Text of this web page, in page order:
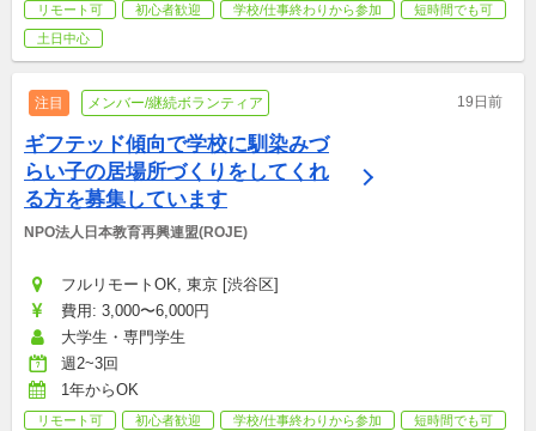
リモート可 初心者歓迎 学校/仕事終わりから参加
短時間でも可
土日中心
注目 メンバー/継続ボランティア 19日前
ギフテッド傾向で学校に馴染みづ
らい子の居場所づくりをしてくれ
る方を募集しています
NPO法人日本教育再興連盟(ROJE)
フルリモートOK, 東京 [渋谷区]
費用: 3,000〜6,000円
大学生・専門学生
週2~3回
1年からOK
リモート可 初心者歓迎 学校/仕事終わりから参加
短時間でも可